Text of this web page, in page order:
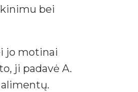
bei
jo motinai
ji padavė A.